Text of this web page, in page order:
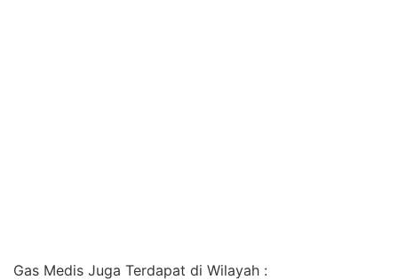
Gas Medis Juga Terdapat di Wilayah :